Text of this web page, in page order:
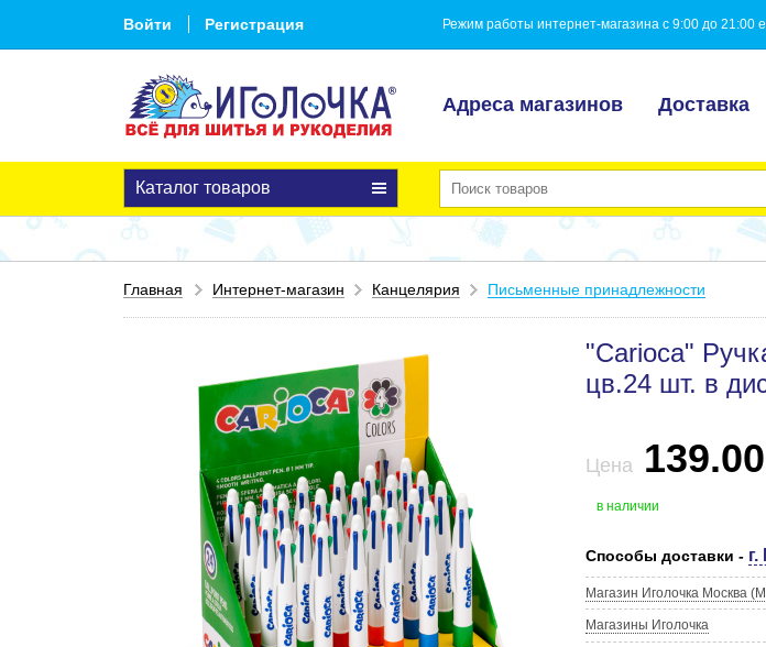
Войти Регистрация Режим работы интернет-магазина с 9:00 до 21:00
Адреса магазинов Доставка
Каталог товаров
Главная Интернет-магазин Канцелярия Письменные принадлежности
"Carioca"
цв.24 шт. в
Цена
в наличии
Способы доставки -
Магазин Иголочка Москва
Магазины Иголочка